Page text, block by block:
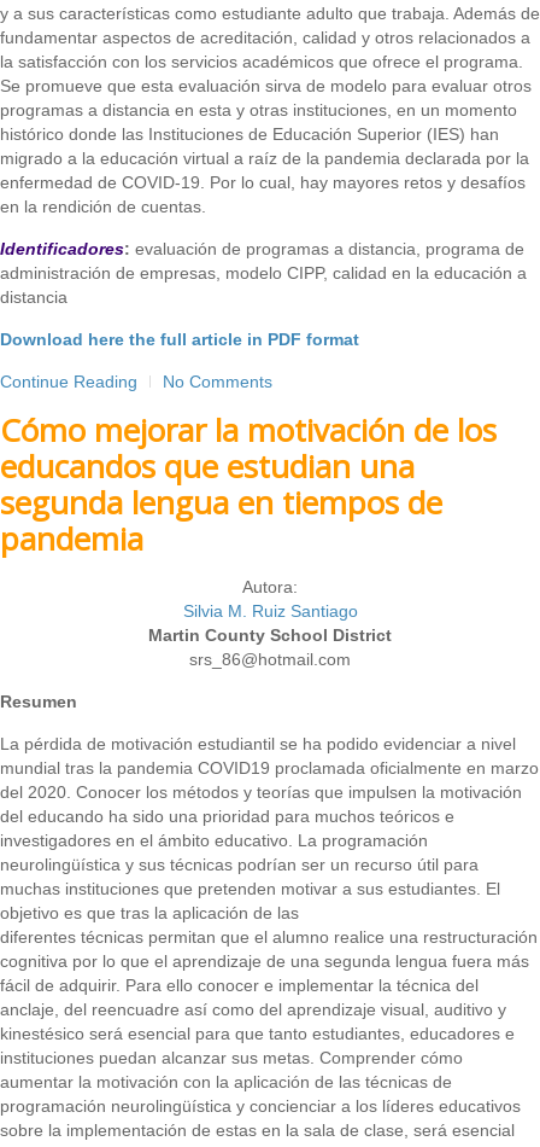
y a sus características como estudiante adulto que trabaja. Además de
fundamentar aspectos de acreditación, calidad y otros relacionados a
la satisfacción con los servicios académicos que ofrece el programa.
Se promueve que esta evaluación sirva de modelo para evaluar otros
programas a distancia en esta y otras instituciones, en un momento
histórico donde las Instituciones de Educación Superior (IES) han
migrado a la educación virtual a raíz de la pandemia declarada por la
enfermedad de COVID-19. Por lo cual, hay mayores retos y desafíos
en la rendición de cuentas.
Identificadores: evaluación de programas a distancia, programa de
administración de empresas, modelo CIPP, calidad en la educación a
distancia
Download here the full article in PDF format
Continue Reading No Comments
Cómo mejorar la motivación de los
educandos que estudian una
segunda lengua en tiempos de
pandemia
Autora:
Silvia M. Ruiz Santiago
Martin County School District
srs_86@hotmail.com
Resumen
La pérdida de motivación estudiantil se ha podido evidenciar a nivel
mundial tras la pandemia COVID19 proclamada oficialmente en marzo
del 2020. Conocer los métodos y teorías que impulsen la motivación
del educando ha sido una prioridad para muchos teóricos e
investigadores en el ámbito educativo. La programación
neurolingüística y sus técnicas podrían ser un recurso útil para
muchas instituciones que pretenden motivar a sus estudiantes. El
objetivo es que tras la aplicación de las
diferentes técnicas permitan que el alumno realice una restructuración
cognitiva por lo que el aprendizaje de una segunda lengua fuera más
fácil de adquirir. Para ello conocer e implementar la técnica del
anclaje, del reencuadre así como del aprendizaje visual, auditivo y
kinestésico será esencial para que tanto estudiantes, educadores e
instituciones puedan alcanzar sus metas. Comprender cómo
aumentar la motivación con la aplicación de las técnicas de
programación neurolingüística y concienciar a los líderes educativos
sobre la implementación de estas en la sala de clase, será esencial